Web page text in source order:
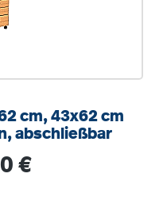
cm, 43x62 cm
abschließbar
€